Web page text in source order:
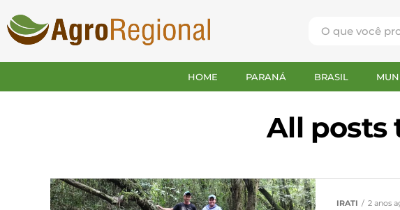
HOME PARANÁ BRASIL
All posts
IRATI 2 anos